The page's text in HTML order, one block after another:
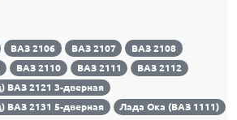
ВАЗ 2106 ВАЗ 2107
ВАЗ 2108
ВАЗ 2110 ВАЗ 2111
ВАЗ 2112
ВАЗ 2121 3-дверная
ВАЗ 2131 5-дверная
Лада Ока (ВАЗ 1111)